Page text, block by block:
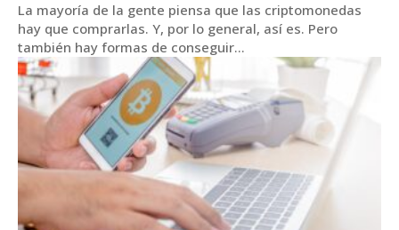
La mayoría de la gente piensa que las criptomonedas
hay que comprarlas. Y, por lo general, así es. Pero
también hay formas de conseguir...